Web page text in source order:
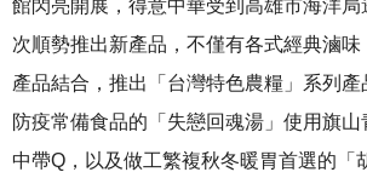
館閃亮開展，得意中華受到高雄市海洋局
次順勢推出新產品，不僅有各式經典滷
產品結合，推出「台灣特色農糧」系列
防疫常備食品的「失戀回魂湯」使用旗
中帶Q，以及做工繁複秋冬暖胃首選的「